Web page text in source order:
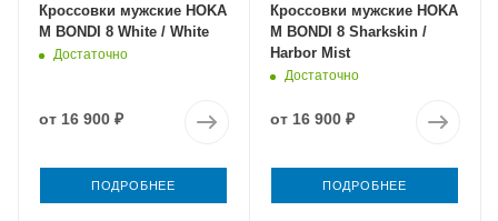
Кроссовки мужские HOKA
M BONDI 8 White / White
Достаточно
от 16 900 ₽
ПОДРОБНЕЕ
Кроссовки мужские HOKA
M BONDI 8 Sharkskin /
Harbor Mist
Достаточно
от 16 900 ₽
ПОДРОБНЕЕ